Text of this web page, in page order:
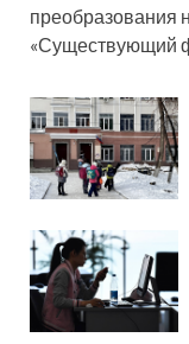
преобразования
«Существующий